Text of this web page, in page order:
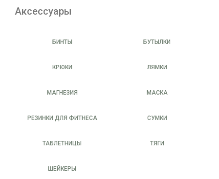
Аксессуары
БИНТЫ БУТЫЛКИ
КРЮКИ ЛЯМКИ
МАГНЕЗИЯ МАСКА
РЕЗИНКИ ДЛЯ ФИТНЕСА СУМКИ
ТАБЛЕТНИЦЫ ТЯГИ
ШЕЙКЕРЫ